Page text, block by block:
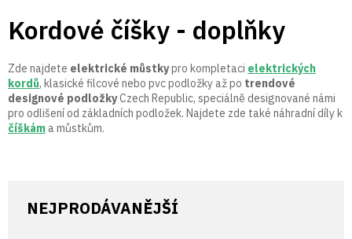
na
obsah
Kordové číšky - doplňky
Zde najdete elektrické můstkypro kompletaci elektrických
kordů, klasické filcové nebo pvc podložky až po trendové
designové podložkyCzech Republic, speciálně designované námi
pro odlišení od základních podložek. Najdete zde také náhradní díly k
číškáma můstkům.
NEJPRODÁVANĚJŠÍ